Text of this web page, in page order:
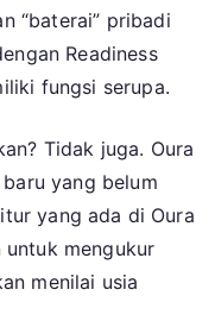
“baterai” pribadi
Readiness
fungsi serupa.
Tidak juga. Oura
yang belum
yang ada di Oura
untuk mengukur
menilai usia